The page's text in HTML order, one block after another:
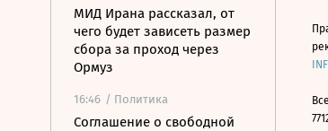
МИД Ирана рассказал, от
чего будет зависеть размер
сбора за проход через
Ормуз
16:46 / Политика
Соглашение о свободной